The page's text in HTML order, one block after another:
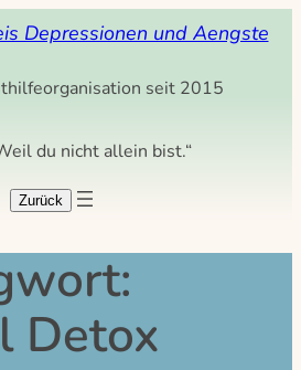
Depressionen und Aengste
seit 2015
du nicht allein bist.“
Detox